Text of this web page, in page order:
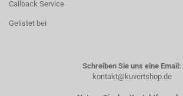
Callback Service
Gelistet bei
Schreiben Sie uns eine Email:
kontakt@kuvertshop.de